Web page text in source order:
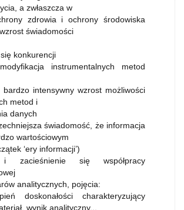
a zwłaszcza w
zdrowia i ochrony środowiska
świadomości
konkurencji
instrumentalnych metod
bardzo intensywny wzrost możliwości
metod i
danych
świadomość, że informacja
wartościowym
‘ery informacji’)
się współpracy
analitycznych, pojęcia:
doskonałości charakteryzujący
wynik analityczny...